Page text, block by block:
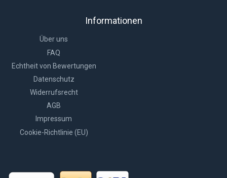
Informationen
Über uns
FAQ
Echtheit von Bewertungen
Datenschutz
Widerrufsrecht
AGB
Impressum
Cookie-Richtlinie (EU)